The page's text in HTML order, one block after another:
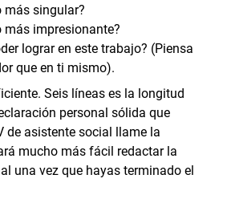
más singular?
más impresionante?
lograr en este trabajo? (Piensa
que en ti mismo).
Seis líneas es la longitud
personal sólida que
de asistente social llame la
mucho más fácil redactar la
una vez que hayas terminado el